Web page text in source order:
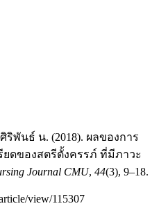
ริพันธ์ น. (2018). ผลของการ
ดของสตรีตั้งครรภ์ ที่มีภาวะ
Journal CMU, 44(3), 9–18.
view/115307